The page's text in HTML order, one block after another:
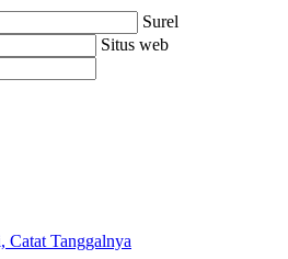
Surel
Situs web
Catat Tanggalnya